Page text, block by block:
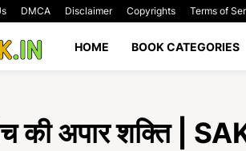
DMCA Disclaimer Copyrights Terms of
HOME BOOK CATEGORIES
की अपार शक्ति |